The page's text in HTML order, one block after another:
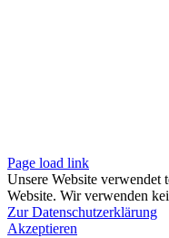
Page load link
Unsere Website verwendet
Website. Wir verwenden
Zur Datenschutzerklärung
Akzeptieren